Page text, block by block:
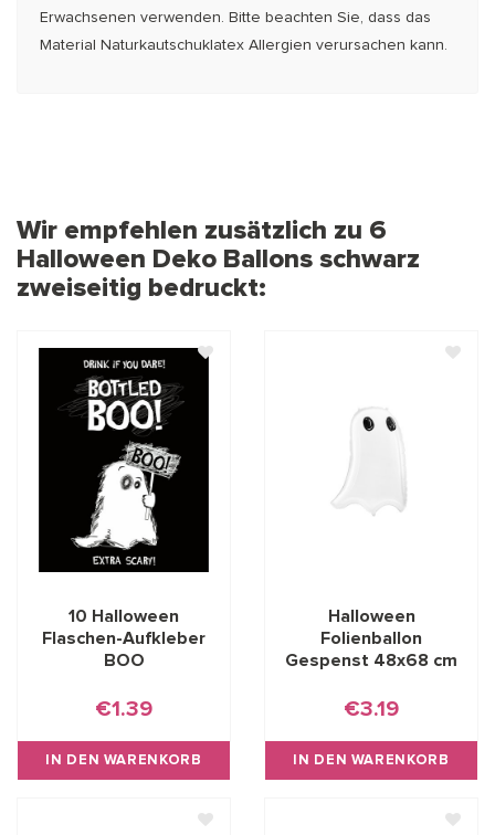
Erwachsenen verwenden. Bitte beachten Sie, dass das
Material Naturkautschuklatex Allergien verursachen kann.
Wir empfehlen zusätzlich zu 6
Halloween Deko Ballons schwarz
zweiseitig bedruckt:
10 Halloween
Flaschen-Aufkleber
BOO
€1.39
IN DEN WARENKORB
Halloween
Folienballon
Gespenst 48x68 cm
€3.19
IN DEN WARENKORB